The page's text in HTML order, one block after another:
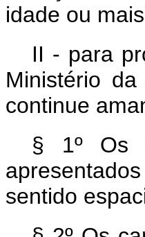
idade ou
II - para
Ministério
continue
§ 1º Os
sentido